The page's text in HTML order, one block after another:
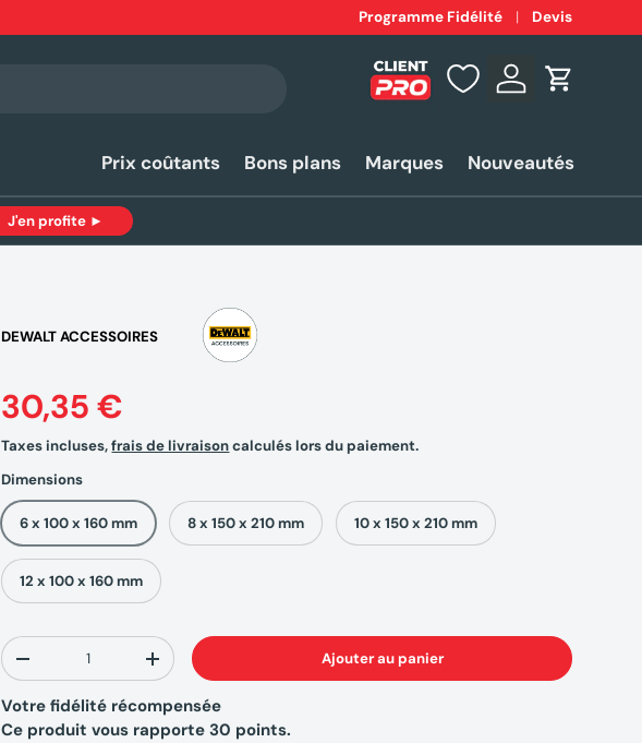
Expéditionrapide 24-48h*
Programme Fidélité Devis
Se connecter
Panier
Prix coûtants Bons plans Marques Nouveautés
J'en profite ►
DEWALT ACCESSOIRES
30,35 €
Taxes incluses,frais de livraisoncalculés lors du paiement.
Dimensions
6 x 100 x 160 mm 8 x 150 x 210 mm 10 x 150 x 210 mm
12 x 100 x 160 mm
Qté
-
+ Ajouter au panier
Votre fidélité récompensée
Ce produit vous rapporte30 points.